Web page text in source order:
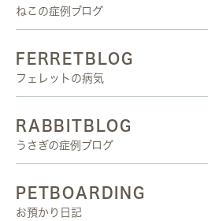
ねこの症例ブログ
FERRETBLOG
フェレットの病気
RABBITBLOG
うさぎの症例ブログ
PETBOARDING
お預かり日記